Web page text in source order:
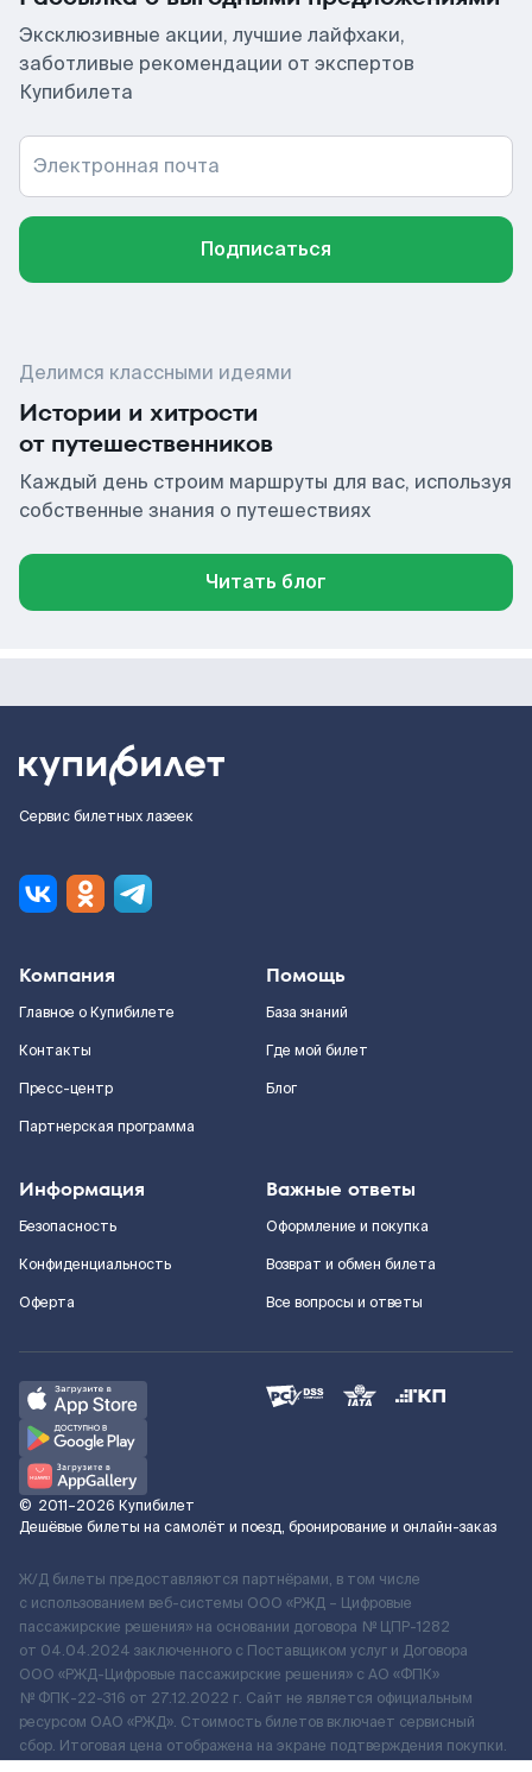
Эксклюзивные акции, лучшие лайфхаки,
заботливые рекомендации от экспертов
Купибилета
Электронная почта
Подписаться
Делимся классными идеями
Истории и хитрости
от путешественников
Каждый день строим маршруты для вас, используя
собственные знания о путешествиях
Читать блог
Сервис билетных лазеек
Компания
Главное о Купибилете
Контакты
Пресс-центр
Партнерская программа
Помощь
База знаний
Где мой билет
Блог
Информация
Безопасность
Конфиденциальность
Оферта
Важные ответы
Оформление и покупка
Возврат и обмен билета
Все вопросы и ответы
© 2011–2026 Купибилет
Дешёвые билеты на самолёт и поезд, бронирование и онлайн-заказ
Ж/Д билеты предоставляются партнёрами, в том числе
с использованием веб-системы ООО «РЖД – Цифровые
пассажирские решения» на основании договора № ЦПР-1282
от 04.04.2024 заключенного с Поставщиком услуг и Договора
ООО «РЖД-Цифровые пассажирские решения» c АО «ФПК»
№ ФПК-22-316 от 27.12.2022 г. Сайт не является официальным
ресурсом ОАО «РЖД». Стоимость билетов включает сервисный
сбор. Итоговая цена отображена на экране подтверждения покупки.